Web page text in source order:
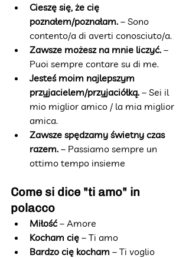
Cieszę się, że cię
poznałem/poznałam. – Sono
contento/a di averti conosciuto/a.
Zawsze możesz na mnie liczyć. –
Puoi sempre contare su di me.
Jesteś moim najlepszym
przyjacielem/przyjaciółką. – Sei il
mio miglior amico / la mia miglior
amica.
Zawsze spędzamy świetny czas
razem. – Passiamo sempre un
ottimo tempo insieme
Come si dice "ti amo" in
polacco
Miłość – Amore
Kocham cię – Ti amo
Bardzo cię kocham – Ti voglio